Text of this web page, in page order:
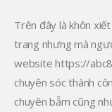
Trên đây là khôn
trang nhưng mà
website https://
chuyên sóc thành
chuyên bẵm cũng